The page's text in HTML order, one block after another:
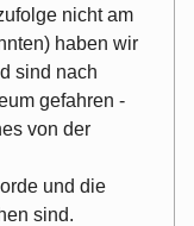
nicht am
haben wir
sind nach
gefahren -
von der
und die
sind.